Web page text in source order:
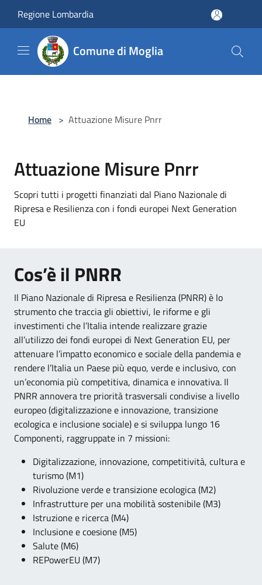
Regione Lombardia
Comune di Moglia
Home > Attuazione Misure Pnrr
Attuazione Misure Pnrr
Scopri tutti i progetti finanziati dal Piano Nazionale di
Ripresa e Resilienza con i fondi europei Next Generation
EU
Cos’è il PNRR
Il Piano Nazionale di Ripresa e Resilienza (PNRR) è lo
strumento che traccia gli obiettivi, le riforme e gli
investimenti che l’Italia intende realizzare grazie
all’utilizzo dei fondi europei di Next Generation EU, per
attenuare l’impatto economico e sociale della pandemia e
rendere l’Italia un Paese più equo, verde e inclusivo, con
un’economia più competitiva, dinamica e innovativa. Il
PNRR annovera tre priorità trasversali condivise a livello
europeo (digitalizzazione e innovazione, transizione
ecologica e inclusione sociale) e si sviluppa lungo 16
Componenti, raggruppate in 7 missioni:
Digitalizzazione, innovazione, competitività, cultura e
turismo (M1)
Rivoluzione verde e transizione ecologica (M2)
Infrastrutture per una mobilità sostenibile (M3)
Istruzione e ricerca (M4)
Inclusione e coesione (M5)
Salute (M6)
REPowerEU (M7)